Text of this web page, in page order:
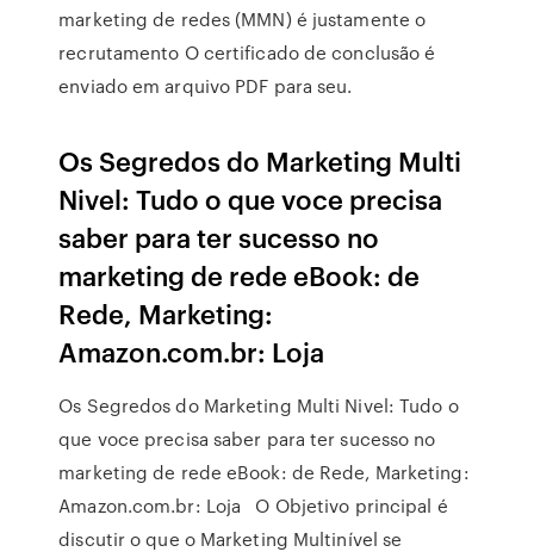
marketing de redes (MMN) é justamente o
recrutamento O certificado de conclusão é
enviado em arquivo PDF para seu.
Os Segredos do Marketing Multi
Nivel: Tudo o que voce precisa
saber para ter sucesso no
marketing de rede eBook: de
Rede, Marketing:
Amazon.com.br: Loja
Os Segredos do Marketing Multi Nivel: Tudo o
que voce precisa saber para ter sucesso no
marketing de rede eBook: de Rede, Marketing:
Amazon.com.br: Loja O Objetivo principal é
discutir o que o Marketing Multinível se